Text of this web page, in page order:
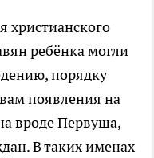
христианского
ребёнка могли
порядку
появления на
вроде Первуша,
В таких именах